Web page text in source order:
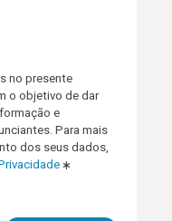
no presente
o objetivo de dar
e
Para mais
dos seus dados,